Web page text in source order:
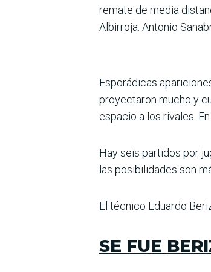
remate de media
Albirroja. Antonio
Esporádicas
pro­yectaron mucho y
espacio a los rivales.
Hay seis partidos por
las posibilida­des son
El técnico Eduardo
SE FUE